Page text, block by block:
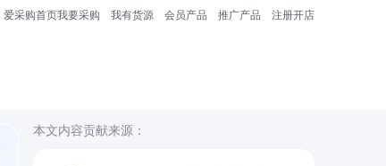
爱采购首页我要采购 我有货源 会员产品 推广产品 注册开店
本文内容贡献来源：